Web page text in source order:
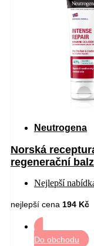
Neutrogena
Norská
regenerační
Nejlepší
nejlepší cena 194 Kč
Do obchodu